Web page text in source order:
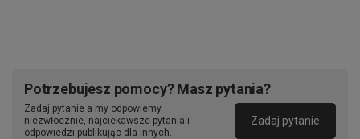
Potrzebujesz pomocy? Masz pytania?
Zadaj pytanie a my odpowiemy
niezwłocznie, najciekawsze pytania i
odpowiedzi publikując dla innych.
Zadaj pytanie